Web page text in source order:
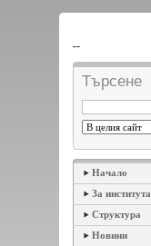
--
Търсене
Начало
За института
Структура
Новини